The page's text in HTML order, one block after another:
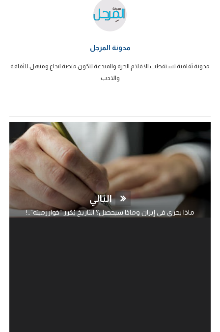
مدونة المرجل
مدونة ثقافية تستقطب الاقلام الحرة والمبدعة لتكون منصة ابداع ومنهل للثقافة
والادب
التالي
ماذا يجري في إيران وماذا سيحصل؟ التاريخ يُكرر “خوارزميته”..!